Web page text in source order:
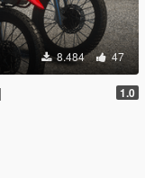
8.484 47
1.0